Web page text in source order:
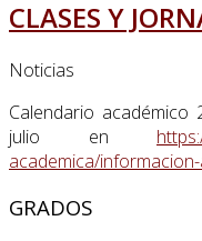
CLASES Y
Noticias
Calendario académico
julio en
academica/
GRADOS